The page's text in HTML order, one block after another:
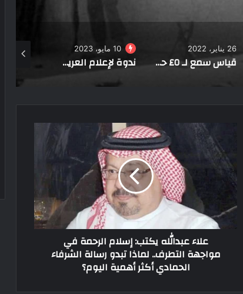
10 مايو، 2023
ندوة لإعلام العريش توصي بممارسة الرياضة واتباع نظام غذائي سليم للحفاظ على صحة الأم
13 يونيو، 2024
علاء عبدالله يكتب: إسلام الرحمة في
مواجهة التطرف.. لماذا تبدو رسالة الشرفاء
الحمادي أكثر أهمية اليوم؟